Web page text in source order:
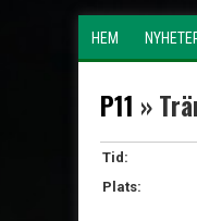
HEM
P11 »
Tid:
Plats: